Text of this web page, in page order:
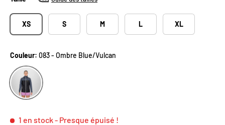
XS S M L XL
Couleur: 083 - Ombre Blue/Vulcan
083 - Ombre Blue/Vulcan
1 en stock- Presque épuisé !